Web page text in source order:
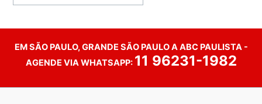
EM SÃO PAULO, GRANDE SÃO PAULO A ABC PAULISTA -
AGENDE VIA WHATSAPP: 11 96231-1982